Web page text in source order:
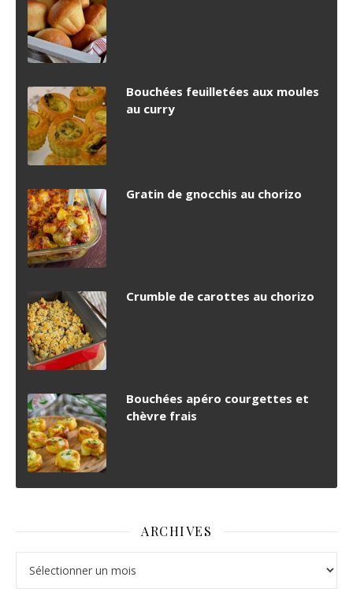
Bouchées feuilletées aux moules
au curry
Gratin de gnocchis au chorizo
Crumble de carottes au chorizo
Bouchées apéro courgettes et
chèvre frais
ARCHIVES